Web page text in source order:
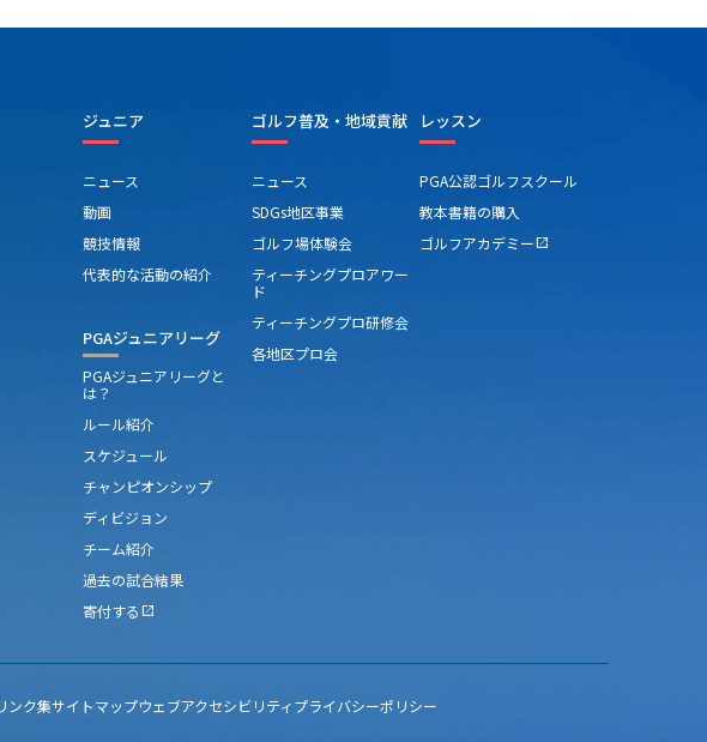
ジュニア
ニュース
動画
競技情報
代表的な活動の紹介
PGAジュニアリーグ
PGAジュニアリーグと
は？
ルール紹介
スケジュール
チャンピオンシップ
ディビジョン
チーム紹介
過去の試合結果
寄付する open_in_new
ゴルフ普及・地域貢献
ニュース
SDGs地区事業
ゴルフ場体験会
ティーチングプロアワー
ド
ティーチングプロ研修会
各地区プロ会
レッスン
PGA公認ゴルフスクール
教本書籍の購入
ゴルフアカデミー open_in_new
ンク集サイトマップウェブアクセシビリティプライバシーポリシー